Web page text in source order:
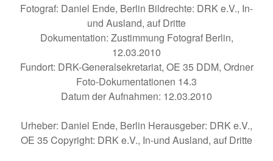
Fotograf: Daniel Ende, Berlin Bildrechte: DRK e.V., In-
und Ausland, auf Dritte
Dokumentation: Zustimmung Fotograf Berlin,
12.03.2010
Fundort: DRK-Generalsekretariat, OE 35 DDM, Ordner
Foto-Dokumentationen 14.3
Datum der Aufnahmen: 12.03.2010
Urheber: Daniel Ende, Berlin Herausgeber: DRK e.V.,
OE 35 Copyright: DRK e.V., In-und Ausland, auf Dritte